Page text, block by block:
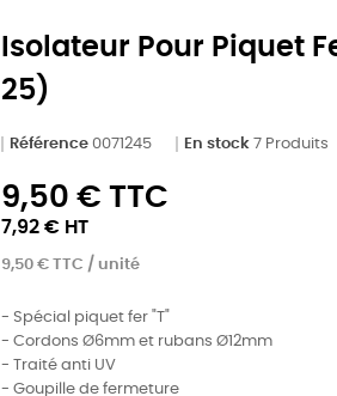
Isolateur Pour Piquet
25)
Référence 0071245 En stock 7 Produits
9,50 € TTC
7,92 € HT
9,50 € TTC / unité
- Spécial piquet fer "T"
- Cordons Ø6mm et rubans Ø12mm
- Traité anti UV
- Goupille de fermeture